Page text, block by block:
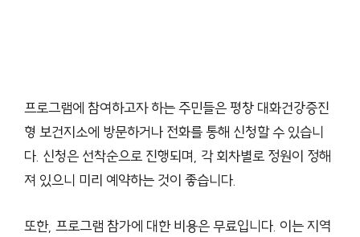
프로그램에 참여하고자 하는 주민들은 평창 대화건강증진
형 보건지소에 방문하거나 전화를 통해 신청할 수 있습니
다. 신청은 선착순으로 진행되며, 각 회차별로 정원이 정해
져 있으니 미리 예약하는 것이 좋습니다.
또한, 프로그램 참가에 대한 비용은 무료입니다. 이는 지역